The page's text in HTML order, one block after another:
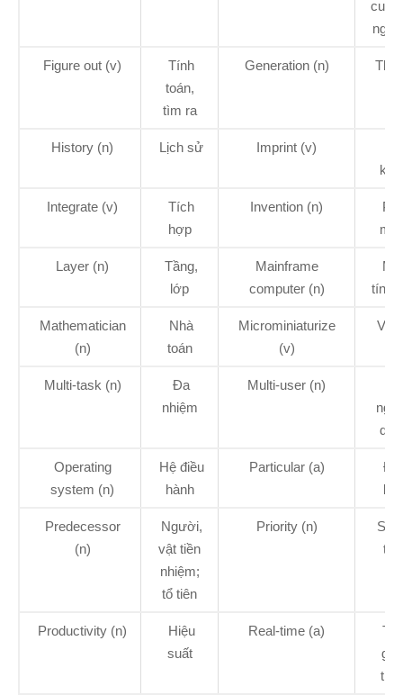
cuộc
Figure out (v)
Tính
toán,
tìm ra
Generation (n) Thế
History (n) Lịch sử Imprint (v)
Integrate (v)
Tích
hợp
Invention (n)
Layer (n)
Tầng,
lớp
Mainframe
computer (n)
tính
Mathematician
(n)
Nhà
toán
Microminiaturize
(v)
Vi
Multi-task (n)
Đa
nhiệm
Multi-user (n)
Operating
system (n)
Hệ điều
hành
Particular (a)
biệt
Predecessor
(n)
Người,
vật tiền
nhiệm;
tổ tiên
Priority (n)
Sự
tiên
Productivity (n)
Hiệu
suất
Real-time (a)